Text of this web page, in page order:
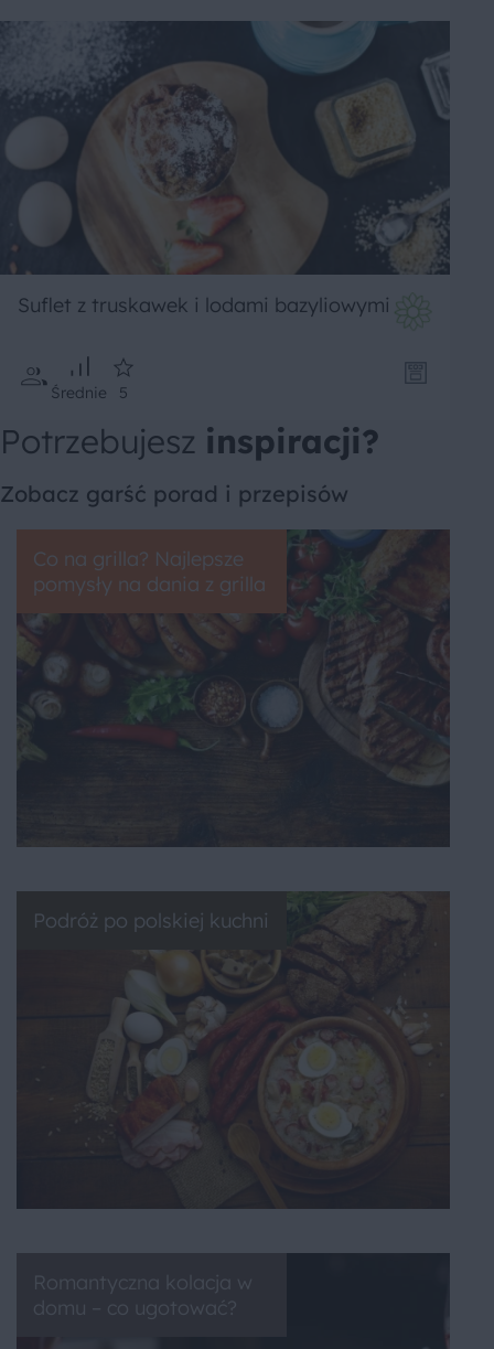
Suflet z truskawek i lodami bazyliowymi
Średnie 5
Potrzebujesz inspiracji?
Zobacz garść porad i przepisów
Co na grilla? Najlepsze
pomysły na dania z grilla
Podróż po polskiej kuchni
Romantyczna kolacja w
domu – co ugotować?